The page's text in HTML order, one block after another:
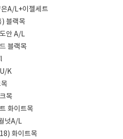
A/L+이젤세트
블랙목
안 A/L
블랙목
K
목
화이트목
넛A/L
화이트목